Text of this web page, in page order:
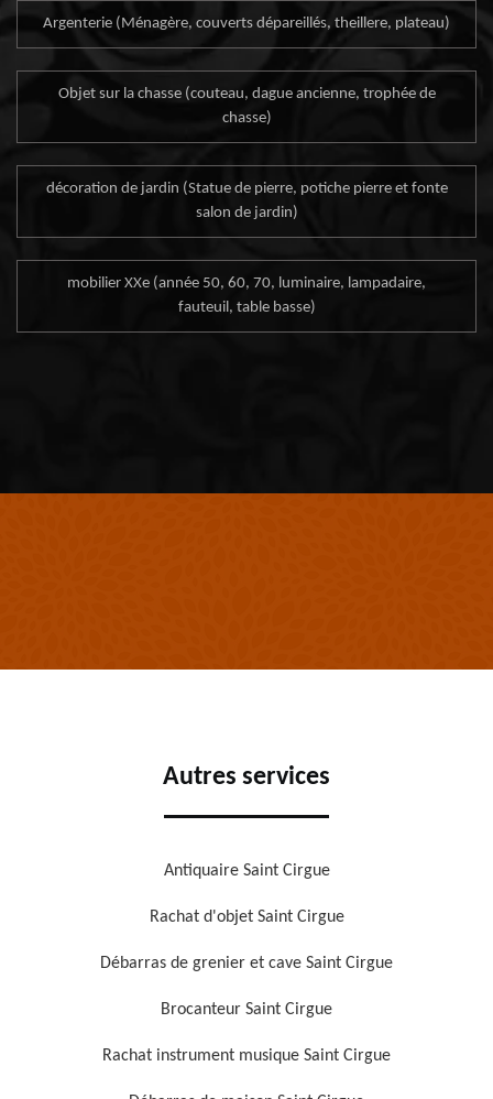
Argenterie (Ménagère, couverts dépareillés, theillere, plateau)
Objet sur la chasse (couteau, dague ancienne, trophée de
chasse)
décoration de jardin (Statue de pierre, potiche pierre et fonte
salon de jardin)
mobilier XXe (année 50, 60, 70, luminaire, lampadaire,
fauteuil, table basse)
Autres services
Antiquaire Saint Cirgue
Rachat d'objet Saint Cirgue
Débarras de grenier et cave Saint Cirgue
Brocanteur Saint Cirgue
Rachat instrument musique Saint Cirgue